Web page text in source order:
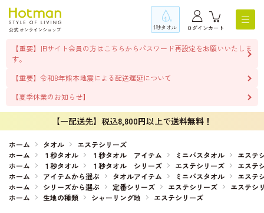
1秒タオル ログインカート
【重要】旧サイト会員の方はこちらからパスワード再設定をお願いいたしま
す。
【重要】令和8年熊本地震による配送遅延について
【夏季休業のお知らせ】
【一配送先】税込8,800円以上で送料無料！
ホーム タオル
エステシリーズ
ホーム
１秒タオル １秒タオル アイテム ミニバスタオル
エステ
ホーム
１秒タオル １秒タオル シリーズ エステシリーズ
エステ
ホーム
アイテムから選ぶ タオルアイテム ミニバスタオル
エステ
ホーム
シリーズから選ぶ 定番シリーズ エステシリーズ
エステシ
ホーム
生地の種類 シャーリング地 エステシリーズ